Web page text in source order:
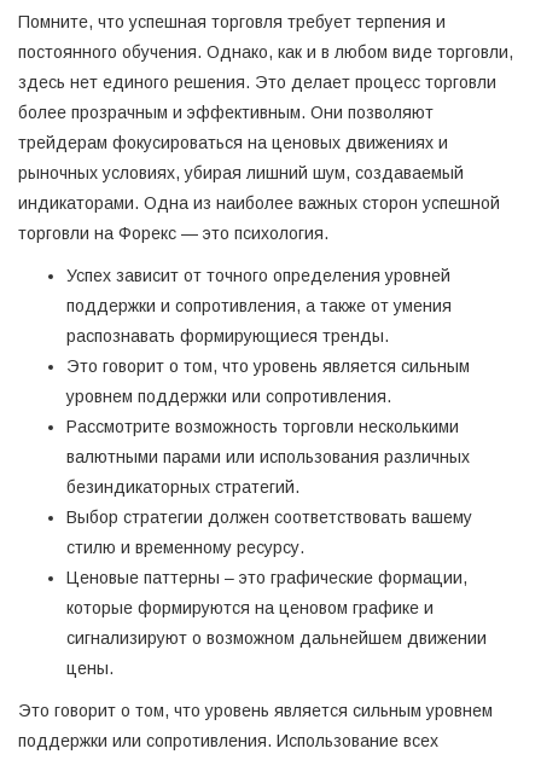
Помните, что успешная торговля требует терпения и
постоянного обучения. Однако, как и в любом виде торговли,
здесь нет единого решения. Это делает процесс торговли
более прозрачным и эффективным. Они позволяют
трейдерам фокусироваться на ценовых движениях и
рыночных условиях, убирая лишний шум, создаваемый
индикаторами. Одна из наиболее важных сторон успешной
торговли на Форекс — это психология.
Успех зависит от точного определения уровней
поддержки и сопротивления, а также от умения
распознавать формирующиеся тренды.
Это говорит о том, что уровень является сильным
уровнем поддержки или сопротивления.
Рассмотрите возможность торговли несколькими
валютными парами или использования различных
безиндикаторных стратегий.
Выбор стратегии должен соответствовать вашему
стилю и временному ресурсу.
Ценовые паттерны – это графические формации,
которые формируются на ценовом графике и
сигнализируют о возможном дальнейшем движении
цены.
Это говорит о том, что уровень является сильным уровнем
поддержки или сопротивления. Использование всех